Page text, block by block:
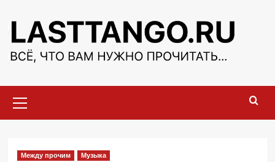
содержимому
меню
Между прочим Музыка